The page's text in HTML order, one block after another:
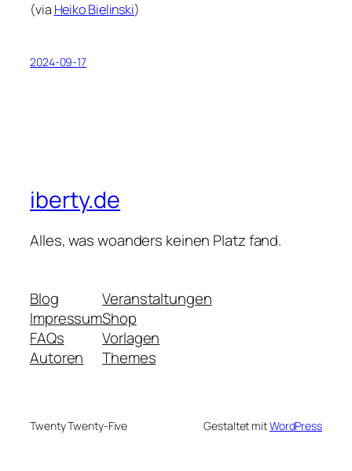
(via Heiko Bielinski)
2024-09-17
iberty.de
Alles, was woanders keinen Platz fand.
Blog
Impressum
FAQs
Autoren
Veranstaltungen
Shop
Vorlagen
Themes
Twenty Twenty-Five Gestaltet mitWordPress